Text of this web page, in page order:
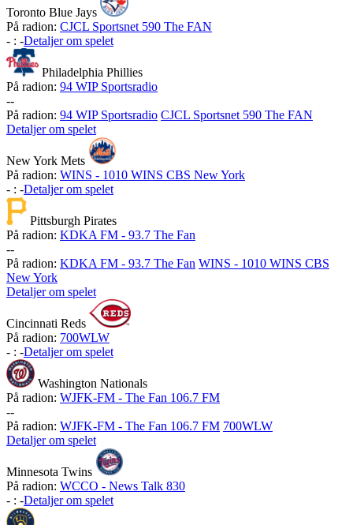
Toronto Blue Jays
På radion: CJCL Sportsnet 590 The FAN
- : -Detaljer om spelet
Philadelphia Phillies
På radion: 94 WIP Sportsradio
--
På radion: 94 WIP Sportsradio CJCL Sportsnet 590 The FAN
Detaljer om spelet
New York Mets
På radion: WINS - 1010 WINS CBS New York
- : -Detaljer om spelet
Pittsburgh Pirates
På radion: KDKA FM - 93.7 The Fan
--
På radion: KDKA FM - 93.7 The Fan WINS - 1010 WINS CBS
New York
Detaljer om spelet
Cincinnati Reds
På radion: 700WLW
- : -Detaljer om spelet
Washington Nationals
På radion: WJFK-FM - The Fan 106.7 FM
--
På radion: WJFK-FM - The Fan 106.7 FM 700WLW
Detaljer om spelet
Minnesota Twins
På radion: WCCO - News Talk 830
- : -Detaljer om spelet